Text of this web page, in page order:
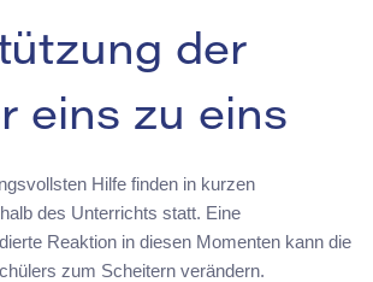
der
eins zu eins
Hilfe finden in kurzen
des Unterrichts statt. Eine
Reaktion in diesen Momenten kann die
zum Scheitern verändern.